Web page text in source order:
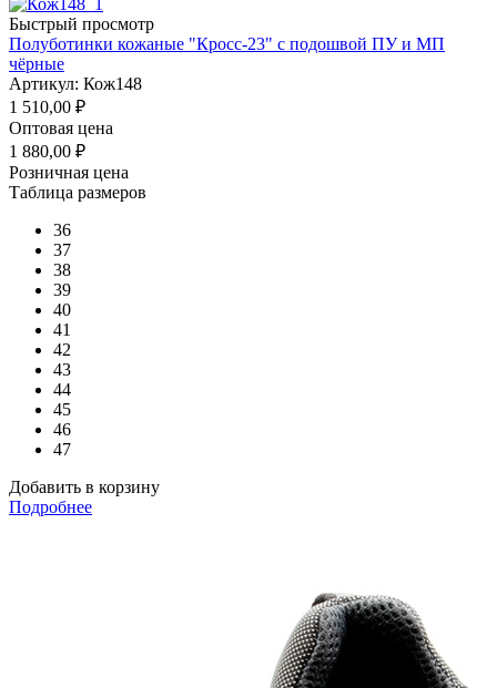
Быстрый просмотр
Полуботинки кожаные "Кросс-23" с подошвой ПУ и МП
чёрные
Артикул: Кож148
1 510,00 ₽
Оптовая цена
1 880,00 ₽
Розничная цена
Таблица размеров
36
37
38
39
40
41
42
43
44
45
46
47
Добавить в корзину
Подробнее